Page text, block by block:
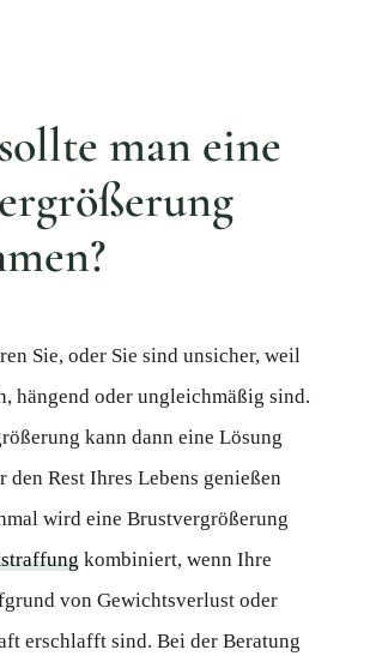
man eine
Sie, oder Sie sind unsicher, weil
hängend oder ungleichmäßig sind.
kann dann eine Lösung
den Rest Ihres Lebens genießen
wird eine Brustvergrößerung
kombiniert, wenn Ihre
von Gewichtsverlust oder
erschlafft sind. Bei der Beratung